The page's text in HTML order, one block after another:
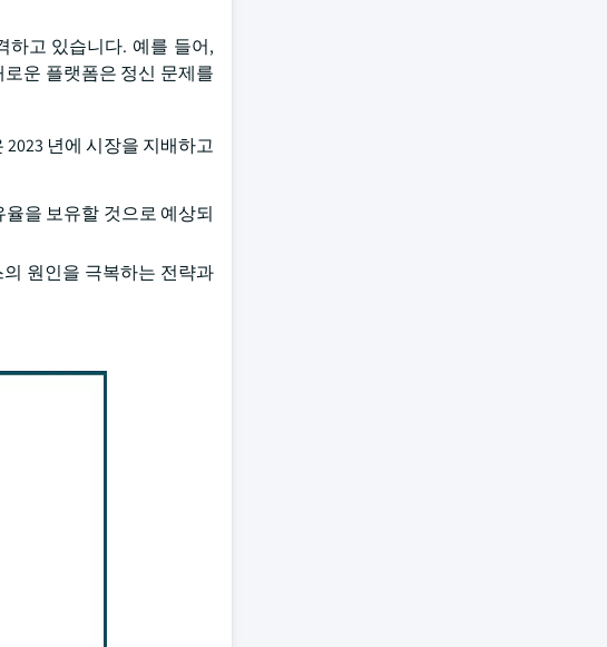
하고 있습니다. 예를 들어,
운 플랫폼은 정신 문제를
년에 시장을 지배하고
을 보유할 것으로 예상되
원인을 극복하는 전략과